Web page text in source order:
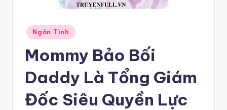
Posted
in
Ngôn Tình
Mommy Bảo Bối
Daddy Là Tổng Giám
Đốc Siêu Quyền Lực